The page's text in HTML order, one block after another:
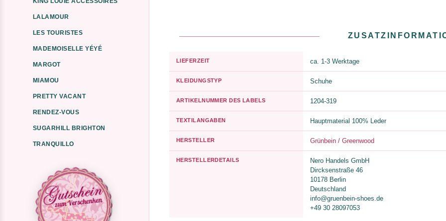
LALAMOUR
LES TOURISTES
MADEMOISELLE YÉYÉ
MARGOT
MIAMOU
PRETTY VACANT
RENDEZ-VOUS
SUGARHILL BRIGHTON
TRANQUILLO
LIEFERZEIT ca. 1-3 Werktage
KLEIDUNGSTYP Schuhe
ARTIKELNUMMER DES LABELS 1204-319
TEXTILANGABEN Hauptmaterial 100% Leder
HERSTELLER Grünbein / Greenwood
HERSTELLERDETAILS
Nero Handels GmbH
Dircksenstraße 46
10178 Berlin
Deutschland
info@gruenbein-shoes.de
+49 30 28097053